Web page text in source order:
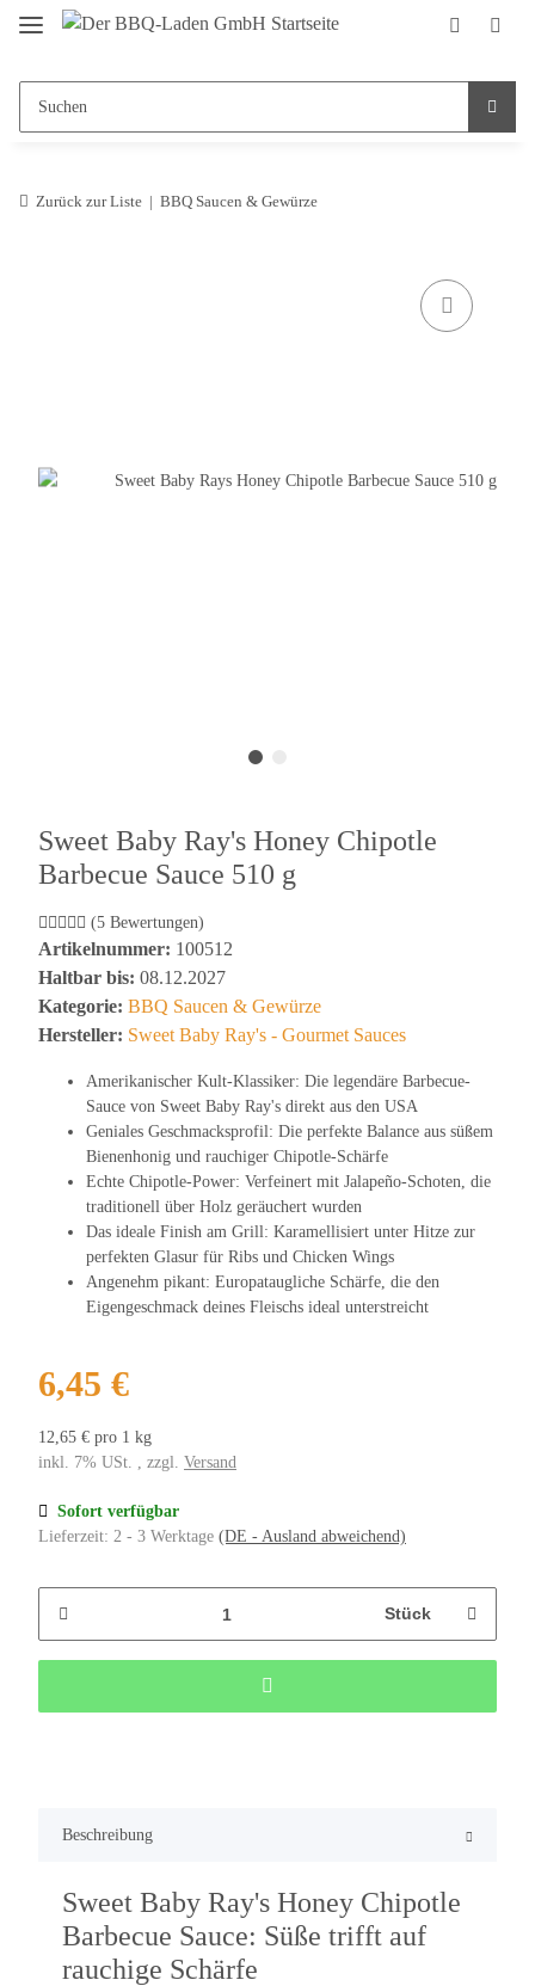
Zurück zur Liste BBQ Saucen & Gewürze
Sweet Baby Ray's Honey Chipotle
Barbecue Sauce 510 g
(5 Bewertungen)
Artikelnummer: 100512
Haltbar bis: 08.12.2027
Kategorie: BBQ Saucen & Gewürze
Hersteller: Sweet Baby Ray's - Gourmet Sauces
Amerikanischer Kult-Klassiker: Die legendäre Barbecue-
Sauce von Sweet Baby Ray's direkt aus den USA
Geniales Geschmacksprofil: Die perfekte Balance aus süßem
Bienenhonig und rauchiger Chipotle-Schärfe
Echte Chipotle-Power: Verfeinert mit Jalapeño-Schoten, die
traditionell über Holz geräuchert wurden
Das ideale Finish am Grill: Karamellisiert unter Hitze zur
perfekten Glasur für Ribs und Chicken Wings
Angenehm pikant: Europataugliche Schärfe, die den
Eigengeschmack deines Fleischs ideal unterstreicht
6,45 €
12,65 € pro 1 kg
inkl. 7% USt. , zzgl. Versand
Sofort verfügbar
Lieferzeit: 2 - 3 Werktage (DE - Ausland abweichend)
Stück
Beschreibung
Sweet Baby Ray's Honey Chipotle
Barbecue Sauce: Süße trifft auf
rauchige Schärfe